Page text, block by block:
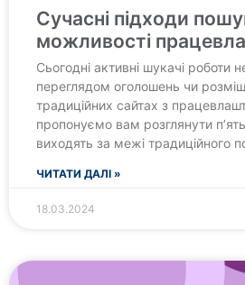
Сучасні підходи
можливості
Сьогодні активні шукачі роботи
переглядом оголошень чи
традиційних сайтах з
пропонуємо вам розглянути п’ять
виходять за межі традиційного
ЧИТАТИ ДАЛІ »
18.03.2024